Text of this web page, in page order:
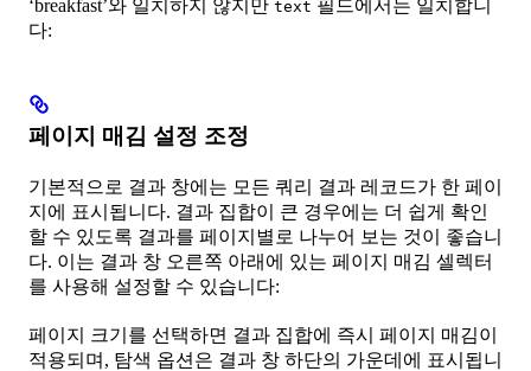
‘breakfast’와 일치하지 않지만 text 필드에서는 일치합니
다:
페이지 매김 설정 조정
기본적으로 결과 창에는 모든 쿼리 결과 레코드가 한 페이
지에 표시됩니다. 결과 집합이 큰 경우에는 더 쉽게 확인
할 수 있도록 결과를 페이지별로 나누어 보는 것이 좋습니
다. 이는 결과 창 오른쪽 아래에 있는 페이지 매김 셀렉터
를 사용해 설정할 수 있습니다:
페이지 크기를 선택하면 결과 집합에 즉시 페이지 매김이
적용되며, 탐색 옵션은 결과 창 하단의 가운데에 표시됩니